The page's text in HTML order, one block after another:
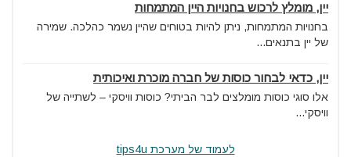
יין, מומלץ לרכוש בחנויות היין המתמחות
בחנויות המתמחות, ניתן להיות בטוחים שהיין נשמר כהלכה. שמירה
של יין בתנאים...
יין, כדאי לבחור כוסות של חברה מוכרת ואיכותית
אלו סוגי כוסות מומלצים לבר הביתי? כוסות וויסקי – לשתייה של
וויסקי...
לעמוד של מערכת tips4u